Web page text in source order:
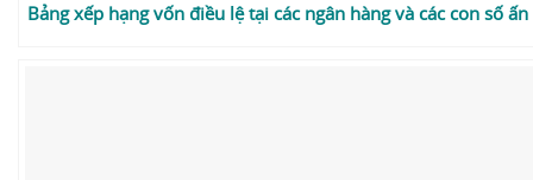
Bảng xếp hạng vốn điều lệ tại các ngân hàng và các con số